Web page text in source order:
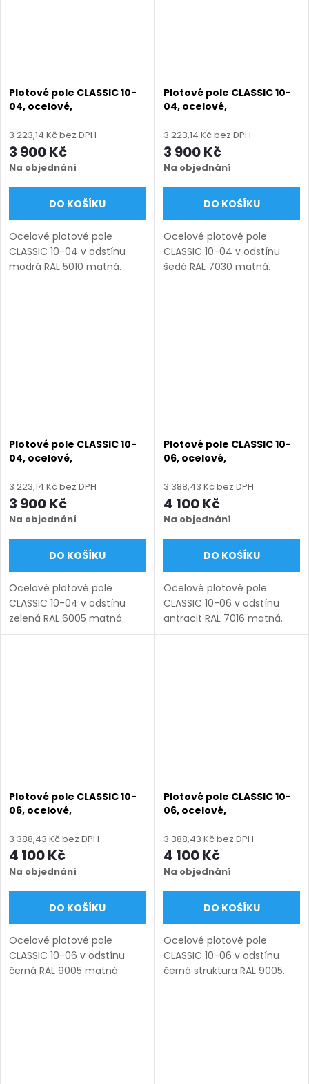
Plotové pole CLASSIC 10-
04, ocelové,
(šířka 100–3300 mm,
výška 450–1950 mm),
modrá RAL 5010 matná
3 223,14 Kč bez DPH
3 900 Kč
Na objednání
DO KOŠÍKU
Ocelové plotové pole
CLASSIC 10-04 v odstínu
modrá RAL 5010 matná.
Bezúdržbová ocel (žárový
Plotové pole CLASSIC 10-
04, ocelové,
(šířka 100–3300 mm,
výška 450–1950 mm),
šedá RAL 7030 matná
3 223,14 Kč bez DPH
3 900 Kč
Na objednání
DO KOŠÍKU
Ocelové plotové pole
CLASSIC 10-04 v odstínu
šedá RAL 7030 matná.
Bezúdržbová ocel (žárový
Plotové pole CLASSIC 10-
04, ocelové,
(šířka 100–3300 mm,
výška 450–1950 mm),
zelená RAL 6005 matná
3 223,14 Kč bez DPH
3 900 Kč
Na objednání
DO KOŠÍKU
Ocelové plotové pole
CLASSIC 10-04 v odstínu
zelená RAL 6005 matná.
Bezúdržbová ocel (žárový
Plotové pole CLASSIC 10-
06, ocelové,
(šířka 100–3000 mm,
výška 450–1950 mm),
antracit RAL 7016 matná
3 388,43 Kč bez DPH
4 100 Kč
Na objednání
DO KOŠÍKU
Ocelové plotové pole
CLASSIC 10-06 v odstínu
antracit RAL 7016 matná.
Bezúdržbová ocel (žárový
Plotové pole CLASSIC 10-
06, ocelové,
(šířka 100–3000 mm,
výška 450–1950 mm),
černá RAL 9005 matná
3 388,43 Kč bez DPH
4 100 Kč
Na objednání
DO KOŠÍKU
Ocelové plotové pole
CLASSIC 10-06 v odstínu
černá RAL 9005 matná.
Bezúdržbová ocel (žárový
Plotové pole CLASSIC 10-
06, ocelové,
(šířka 100–3000 mm,
výška 450–1950 mm),
černá struktura RAL 9005
3 388,43 Kč bez DPH
4 100 Kč
Na objednání
DO KOŠÍKU
Ocelové plotové pole
CLASSIC 10-06 v odstínu
černá struktura RAL 9005.
Bezúdržbová ocel (žárový